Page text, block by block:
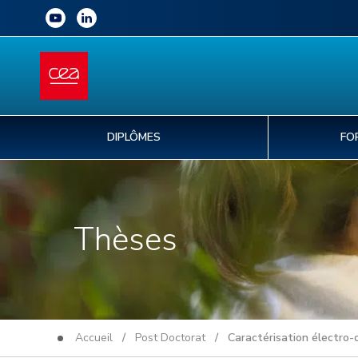
DIPLÔMES
Thèses
Accueil / Post Doctorat/ Caractérisation électro-